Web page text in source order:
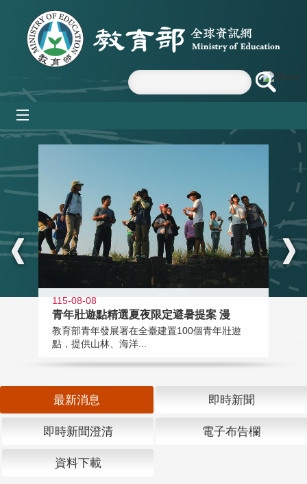
跳到主要內容區塊
:::
115-08-08
青年壯遊點精選夏夜限定避暑提案 漫
教育部青年發展署在全臺建置100個青年壯遊
點，提供山林、海洋...
最新消息 即時新聞
即時新聞澄清 電子布告欄
資料下載